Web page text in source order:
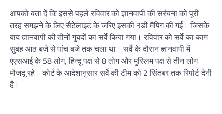
आपको बता दें कि इससे पहले रविवार को ज्ञानवापी की सरंचना को पूरी
तरह समझने के लिए सैटेलाइट के जरिए इसकी 3डी मैपिंग की गई। जिसके
बाद ज्ञानवापी की तीनों गुंबदों का सर्वे किया गया। रविवार को सर्वे का काम
सुबह आठ बजे से पांच बजे तक चला था। सर्वे के दौरान ज्ञानवापी में
एएसआई के 58 लोग, हिन्दू पक्ष से 8 लोग और मुस्लिम पक्ष से तीन लोग
मौजदू रहे। कोर्ट के आदेशानुसार सर्वे की टीम को 2 सिंतबर तक रिपोर्ट देनी
है।